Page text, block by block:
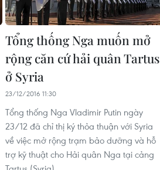
Tổng thống Nga muốn mở
rộng căn cứ hải quân Tartus
ở Syria
23/12/2016 11:30
Tổng thống Nga Vladimir Putin ngày
23/12 đã chỉ thị ký thỏa thuận với Syria
về việc mở rộng trạm bảo dưỡng và hỗ
trợ kỹ thuật cho Hải quân Nga tại cảng